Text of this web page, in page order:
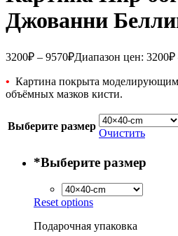
Джованни
3200₽ – 9570₽Диапазон цен: 3200₽
• Картина покрыта
объёмных мазков кисти.
Выберите размер
Очистить
*Выберите размер
Reset options
Подарочная упаковка